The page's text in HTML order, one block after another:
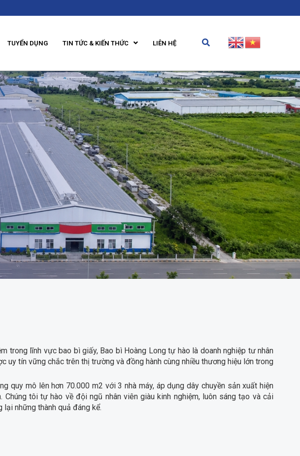
TUYỂN DỤNG TIN TỨC & KIẾN THỨC LIÊN HỆ
trong lĩnh vực bao bì giấy, Bao bì Hoàng Long tự hào là doanh nghiệp tư nhân
uy tín vững chắc trên thị trường và đồng hành cùng nhiều thương hiệu lớn trong
quy mô lên hơn 70.000 m2 với 3 nhà máy, áp dụng dây chuyền sản xuất hiện
Chúng tôi tự hào về đội ngũ nhân viên giàu kinh nghiệm, luôn sáng tạo và cải
lại những thành quả đáng kể.